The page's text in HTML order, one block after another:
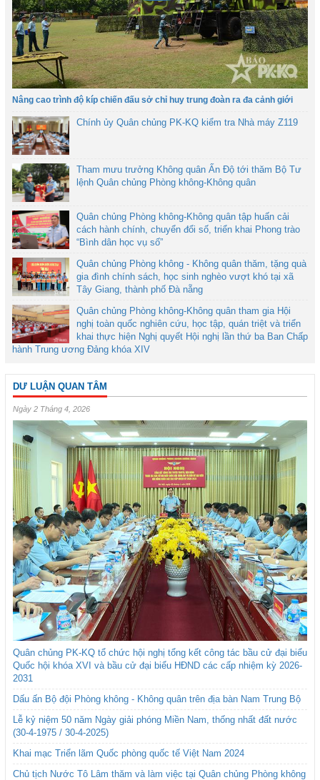
Nâng cao trình độ kíp chiến đấu sở chỉ huy trung đoàn ra đa cảnh giới
Chính ủy Quân chủng PK-KQ kiểm tra Nhà máy Z119
Tham mưu trưởng Không quân Ấn Độ tới thăm Bộ Tư
lệnh Quân chủng Phòng không-Không quân
Quân chủng Phòng không-Không quân tập huấn cải
cách hành chính, chuyển đổi số, triển khai Phong trào
“Bình dân học vụ số”
Quân chủng Phòng không - Không quân thăm, tặng quà
gia đình chính sách, học sinh nghèo vượt khó tại xã
Tây Giang, thành phố Đà nẵng
Quân chủng Phòng không-Không quân tham gia Hội
nghị toàn quốc nghiên cứu, học tập, quán triệt và triển
khai thực hiện Nghị quyết Hội nghị lần thứ ba Ban Chấp
hành Trung ương Đảng khóa XIV
DƯ LUẬN QUAN TÂM
Ngày 2 Tháng 4, 2026
Quân chủng PK-KQ tổ chức hội nghị tổng kết công tác bầu cử đại biểu
Quốc hội khóa XVI và bầu cử đại biểu HĐND các cấp nhiệm kỳ 2026-
2031
Dấu ấn Bộ đội Phòng không - Không quân trên địa bàn Nam Trung Bộ
Lễ kỷ niệm 50 năm Ngày giải phóng Miền Nam, thống nhất đất nước
(30-4-1975 / 30-4-2025)
Khai mạc Triển lãm Quốc phòng quốc tế Việt Nam 2024
Chủ tịch Nước Tô Lâm thăm và làm việc tại Quân chủng Phòng không